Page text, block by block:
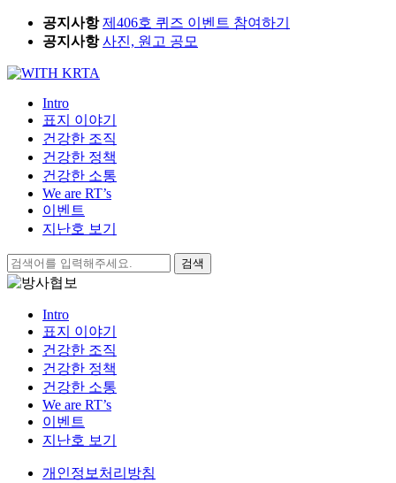
Skip
content
공지사항 제406호 퀴즈 이벤트 참여하기
공지사항 사진, 원고 공모
Intro
표지 이야기
건강한 조직
건강한 정책
건강한 소통
We are RT’s
이벤트
지난호 보기
검
색:
Intro
표지 이야기
건강한 조직
건강한 정책
건강한 소통
We are RT’s
이벤트
지난호 보기
개인정보처리방침